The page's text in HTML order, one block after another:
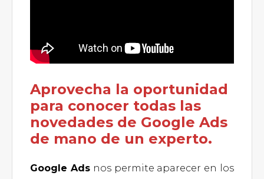
Aprovecha la oportunidad
para conocer todas las
novedades de Google Ads
de mano de un experto.
Google Adsnos permite aparecer en los